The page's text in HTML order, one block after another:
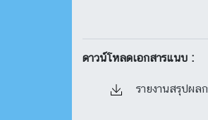
ดาวน์โหลดเอกสารแนบ :
รายงานสรุปผ